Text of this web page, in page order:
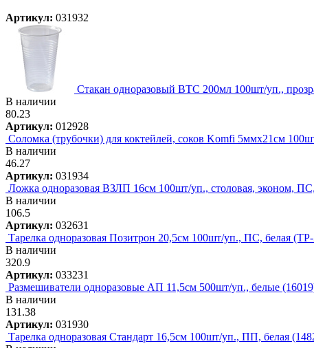
Артикул: 031932
Стакан одноразовый ВТС 200мл 100шт/уп.,
В наличии
80.23
Артикул: 012928
Соломка (трубочки) для коктейлей, соков Komfi 5ммх21см
В наличии
46.27
Артикул: 031934
Ложка одноразовая ВЗЛП 16см 100шт/уп., столовая, эконом,
В наличии
106.5
Артикул: 032631
Тарелка одноразовая Позитрон 20,5см 100шт/уп., ПС, белая
В наличии
320.9
Артикул: 033231
Размешиватели одноразовые АП 11,5см 500шт/уп., белые
В наличии
131.38
Артикул: 031930
Тарелка одноразовая Стандарт 16,5см 100шт/уп., ПП, белая